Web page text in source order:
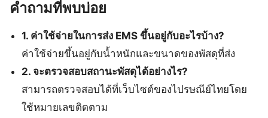
คำถามที่พบบ่อย
1. ค่าใช้จ่ายในการส่ง EMS ขึ้นอยู่กับอะไรบ้าง?
ค่าใช้จ่ายขึ้นอยู่กับน้ำหนักและขนาดของพัสดุที่ส่ง
2. จะตรวจสอบสถานะพัสดุได้อย่างไร?
สามารถตรวจสอบได้ที่เว็บไซต์ของไปรษณีย์ไทยโดย
ใช้หมายเลขติดตาม